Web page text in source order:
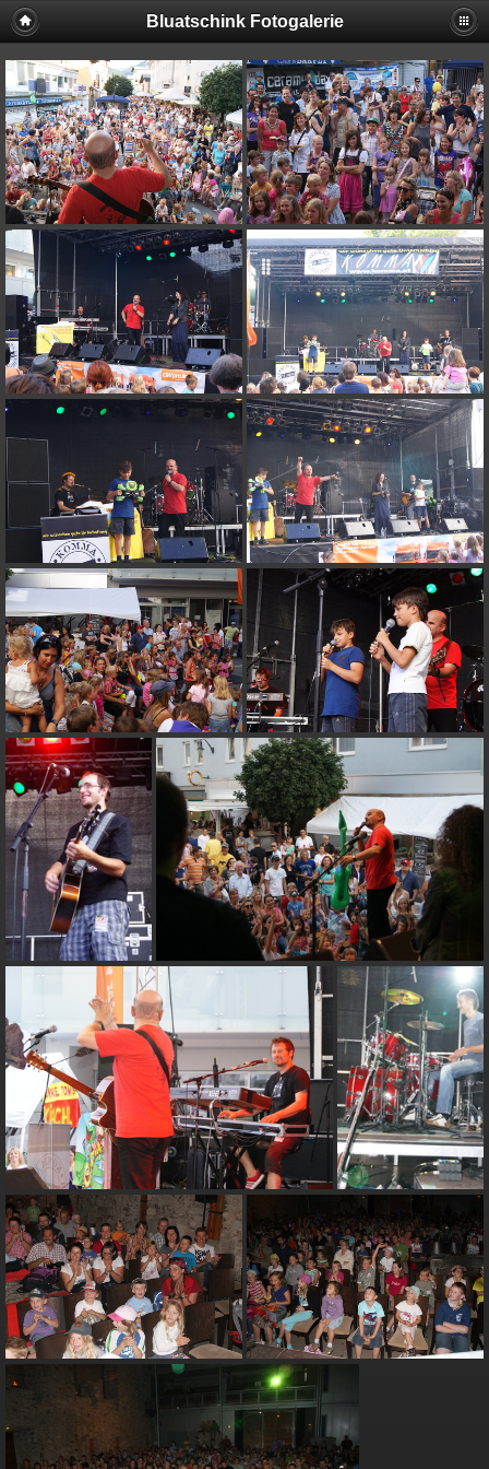
Bluatschink Fotogalerie